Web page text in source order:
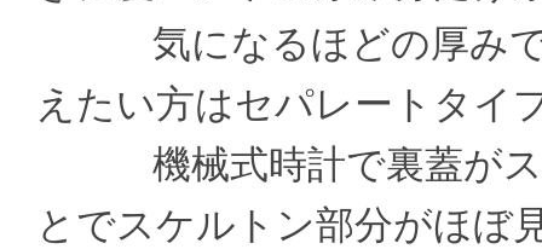
気になるほどの厚みで
えたい方はセパレートタイ
機械式時計で裏蓋がス
とでスケルトン部分がほぼ